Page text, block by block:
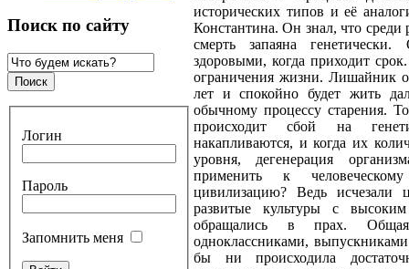
Поиск по сайту
Логин
Пароль
Запомнить меня
исторических типов и её
Константина. Он знал, что среди
смерть запаяна
здоровыми, когда приходит
ограничения жизни. Лишайник
лет и спокойно будет жить
обычному процессу старения.
происходит сбой на
накапливаются, и когда их
уровня, дегенерация
применить к
цивилизацию? Ведь исчезали
развитые культуры с
обращались в прах.
одноклассниками,
бы ни происходила